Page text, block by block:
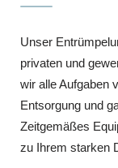
Unser
privaten und
wir alle Aufgaben
Entsorgung und
Zeitgemäßes
zu Ihrem starken